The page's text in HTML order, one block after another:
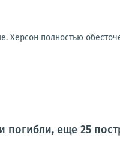
полностью
еще 25